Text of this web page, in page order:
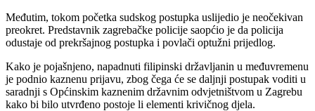
Međutim, tokom početka sudskog postupka uslijedio je neočekivan
preokret. Predstavnik zagrebačke policije saopćio je da policija
odustaje od prekršajnog postupka i povlači optužni prijedlog.
Kako je pojašnjeno, napadnuti filipinski državljanin u međuvremenu
je podnio kaznenu prijavu, zbog čega će se daljnji postupak voditi u
saradnji s Općinskim kaznenim državnim odvjetništvom u Zagrebu
kako bi bilo utvrđeno postoje li elementi krivičnog djela.